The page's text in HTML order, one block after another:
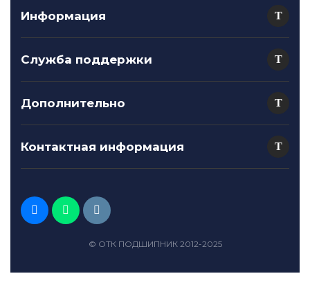
Информация
Служба поддержки
Дополнительно
Контактная информация
© ОТК ПОДШИПНИК 2012-2025